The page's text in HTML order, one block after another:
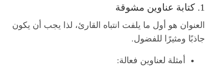
1. كتابة عناوين مشوقة
العنوان هو أول ما يلفت انتباه القارئ، لذا يجب أن يكون
جاذبًا ومثيرًا للفضول.
أمثلة لعناوين فعالة: